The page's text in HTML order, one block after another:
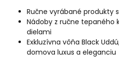
Ručne vyrábané produkty
Nádoby z ručne tepaného
dielami
Exkluzívna vôňa Black
domova luxus a eleganciu